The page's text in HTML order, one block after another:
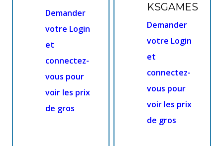
Demander
votre Login
et
connectez-
vous pour
voir les prix
de gros
KSGAMES
Demander
votre Login
et
connectez-
vous pour
voir les prix
de gros